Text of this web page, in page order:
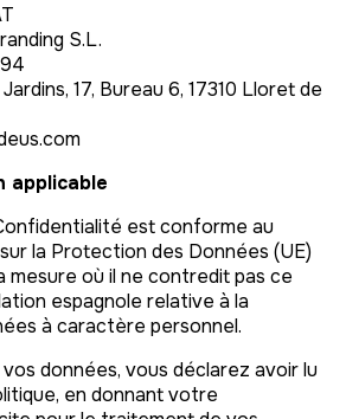
S.L.
17, Bureau 6, 17310 Lloret de
applicable
est conforme au
la Protection des Données (UE)
mesure où il ne contredit pas ce
espagnole relative à la
à caractère personnel.
données, vous déclarez avoir lu
en donnant votre